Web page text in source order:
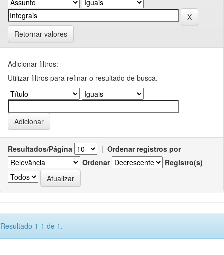
Retornar valores
Adicionar filtros:
Utilizar filtros para refinar o resultado de busca.
Resultados/Página | Ordenar registros por
Ordenar
Registro(s)
Resultado 1-1 de 1.